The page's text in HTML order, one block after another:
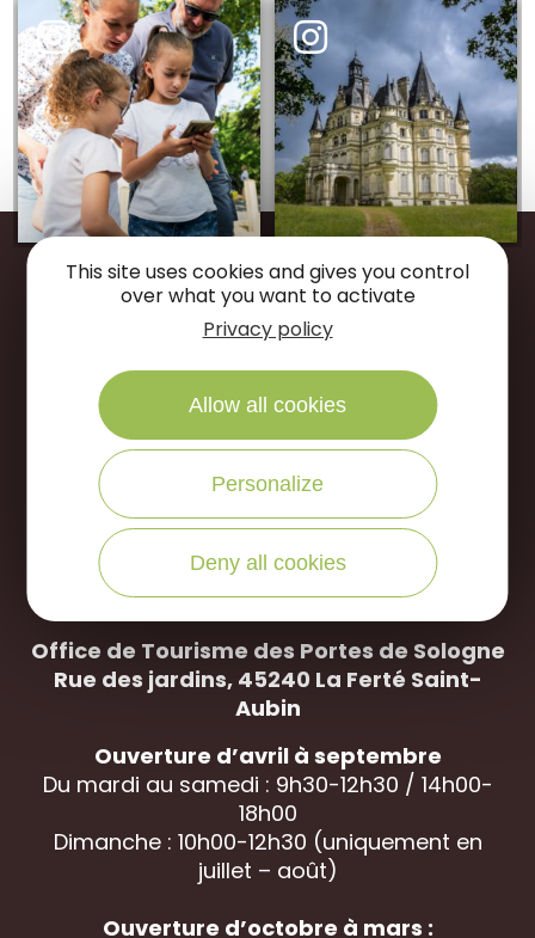
Restonsconnectés
Suivez-nous sur
NOUS APPELER
Office de Tourisme des Portes de Sologne
Rue des jardins, 45240 La Ferté Saint-
Aubin
Ouverture d’avril à septembre
Du mardi au samedi : 9h30-12h30 / 14h00-
18h00
Dimanche : 10h00-12h30 (uniquement en
juillet – août)
Ouverture d’octobre à mars :
This site uses cookies and gives you control
over what you want to activate
Privacy policy
Allow all cookies
Personalize
Deny all cookies